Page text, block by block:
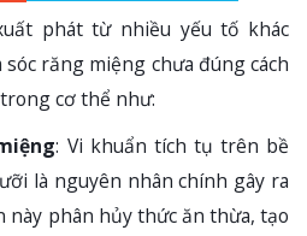
phát từ nhiều yếu tố khác
răng miệng chưa đúng cách
cơ thể như:
: Vi khuẩn tích tụ trên bề
là nguyên nhân chính gây ra
này phân hủy thức ăn thừa, tạo